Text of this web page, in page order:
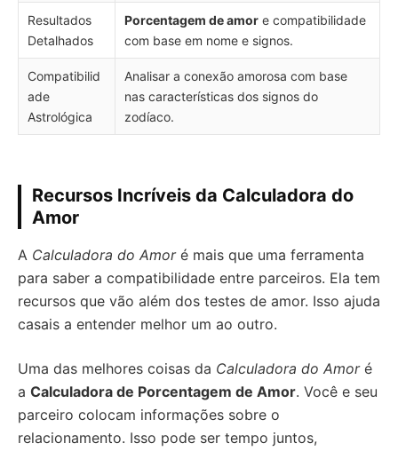
Resultados
Detalhados
Porcentagem de amor e compatibilidade
com base em nome e signos.
Compatibilid
ade
Astrológica
Analisar a conexão amorosa com base
nas características dos signos do
zodíaco.
Recursos Incríveis da Calculadora do
Amor
A Calculadora do Amoré mais que uma ferramenta
para saber a compatibilidade entre parceiros. Ela tem
recursos que vão além dos testes de amor. Isso ajuda
casais a entender melhor um ao outro.
Uma das melhores coisas da Calculadora do Amoré
a Calculadora de Porcentagem de Amor. Você e seu
parceiro colocam informações sobre o
relacionamento. Isso pode ser tempo juntos,